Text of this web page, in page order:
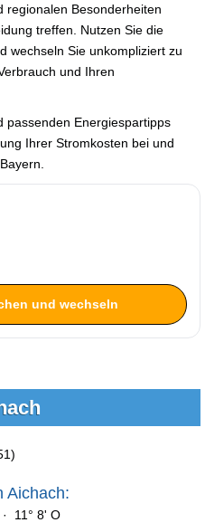
regionalen Besonderheiten
treffen. Nutzen Sie die
wechseln Sie unkompliziert zu
und Ihren
passenden Energiespartipps
Ihrer Stromkosten bei und
und wechseln
Aichach:
11° 8' O